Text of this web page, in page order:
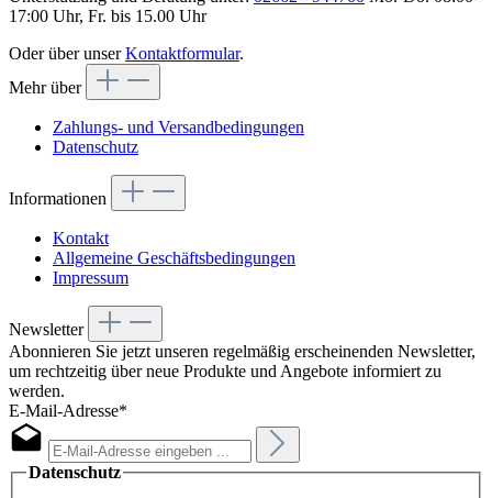
17:00 Uhr, Fr. bis 15.00 Uhr
Oder über unserKontaktformular.
Mehr über
Zahlungs- und Versandbedingungen
Datenschutz
Informationen
Kontakt
Allgemeine Geschäftsbedingungen
Impressum
Newsletter
Abonnieren Sie jetzt unseren regelmäßig erscheinenden Newsletter,
um rechtzeitig über neue Produkte und Angebote informiert zu
werden.
E-Mail-Adresse*
Datenschutz